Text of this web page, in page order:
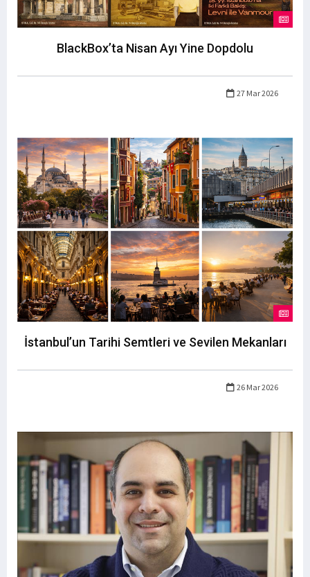
BlackBox’ta Nisan Ayı Yine Dopdolu
27 Mar 2026
İstanbul’un Tarihi Semtleri ve Sevilen Mekanları
26 Mar 2026